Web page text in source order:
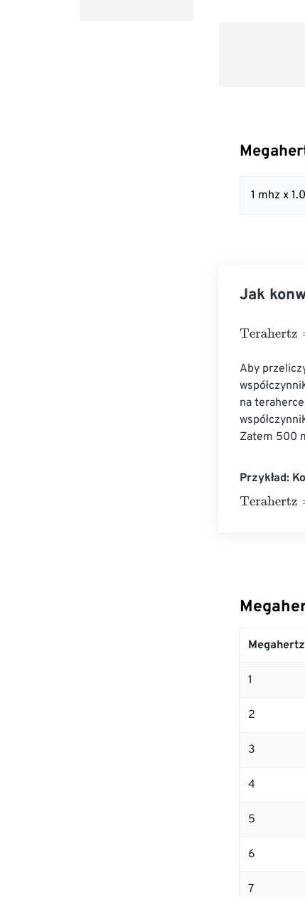
1 mhz x
Jak
Terahertz=
Aby
na
Zatem 500
Przykład:
Terahertz=
Megahertz
1
2
3
4
5
6
7